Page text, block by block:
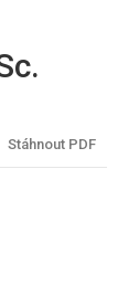
Stáhnout PDF